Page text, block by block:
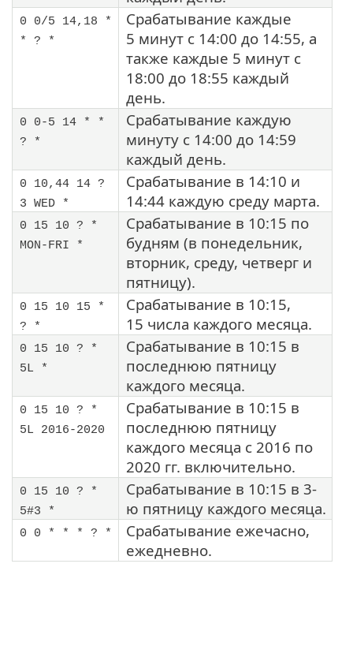
0 0/5 14,18 *
* ? *
Срабатывание каждые
5 минут с 14:00 до 14:55, а
также каждые 5 минут с
18:00 до 18:55 каждый
день.
0 0-5 14 * *
? *
Срабатывание каждую
минуту с 14:00 до 14:59
каждый день.
0 10,44 14 ?
3 WED *
Срабатывание в 14:10 и
14:44 каждую среду марта.
0 15 10 ? *
MON-FRI *
Срабатывание в 10:15 по
будням (в понедельник,
вторник, среду, четверг и
пятницу).
0 15 10 15 *
? *
Срабатывание в 10:15,
15 числа каждого месяца.
0 15 10 ? *
5L *
Срабатывание в 10:15 в
последнюю пятницу
каждого месяца.
0 15 10 ? *
5L 2016-2020
Срабатывание в 10:15 в
последнюю пятницу
каждого месяца с 2016 по
2020 гг. включительно.
0 15 10 ? *
5#3 *
Срабатывание в 10:15 в 3-
ю пятницу каждого месяца.
0 0 * * * ? *
Срабатывание ежечасно,
ежедневно.